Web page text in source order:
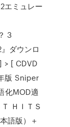
エミュレー
3
ダウンロ
> [ CDVD
版 Sniper
化MOD適
ＨＩＴＳ
語版）＋